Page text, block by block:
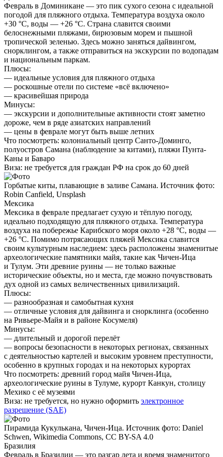
Февраль в Доминикане — это пик сухого сезона с идеальной
погодой для пляжного отдыха. Температура воздуха около
+30 °C, воды — +26 °C. Страна славится своими
белоснежными пляжами, бирюзовым морем и пышной
тропической зеленью. Здесь можно заняться дайвингом,
снорклингом, а также отправиться на экскурсии по водопадам
и национальным паркам.
Плюсы:
— идеальные условия для пляжного отдыха
— роскошные отели по системе «всё включено»
— красивейшая природа
Минусы:
— экскурсии и дополнительные активности стоят заметно
дороже, чем в ряде азиатских направлений
— цены в феврале могут быть выше летних
Что посмотреть: колониальный центр Санто-Доминго,
полуостров Самана (наблюдение за китами), пляжи Пунта-
Каны и Баваро
Виза: не требуется для граждан РФ на срок до 60 дней
Горбатые киты, плавающие в заливе Самана. Источник фото:
Robin Canfield, Unsplash
Мексика
Мексика в феврале предлагает сухую и тёплую погоду,
идеально подходящую для пляжного отдыха. Температура
воздуха на побережье Карибского моря около +28 °C, воды —
+26 °C. Помимо потрясающих пляжей Мексика славится
своим культурным наследием: здесь расположены знаменитые
археологические памятники майя, такие как Чичен-Ица
и Тулум. Эти древние руины — не только важные
исторические объекты, но и места, где можно почувствовать
дух одной из самых величественных цивилизаций.
Плюсы:
— разнообразная и самобытная кухня
— отличные условия для дайвинга и снорклинга (особенно
на Ривьере-Майя и в районе Косумеля)
Минусы:
— длительный и дорогой перелёт
— вопросы безопасности в некоторых регионах, связанных
с деятельностью картелей и высоким уровнем преступности,
особенно в крупных городах и на некоторых курортах
Что посмотреть: древний город майя Чичен-Ица,
археологические руины в Тулуме, курорт Канкун, столицу
Мехико с её музеями
Виза: не требуется, но нужно оформить электронное
разрешение (SAE)
Пирамида Кукулькана, Чичен-Ица. Источник фото: Daniel
Schwen, Wikimedia Commons, CC BY-SA 4.0
Бразилия
Февраль в Бразилии — это разгар лета и время знаменитого